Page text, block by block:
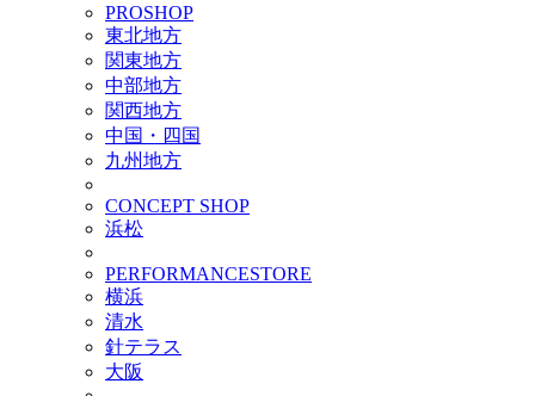
PROSHOP
東北地方
関東地方
中部地方
関西地方
中国・四国
九州地方
CONCEPT SHOP
浜松
PERFORMANCESTORE
横浜
清水
針テラス
大阪